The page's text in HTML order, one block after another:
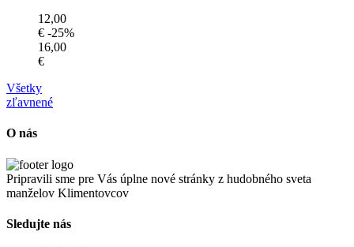
12,00
€ -25%
16,00
€
Všetky
zľavnené
O nás
Pripravili sme pre Vás úplne nové stránky z hudobného sveta
manželov Klimentovcov
Sledujte nás